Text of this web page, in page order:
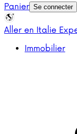
Panier Se connecter
Aller en Italie
Immobilier